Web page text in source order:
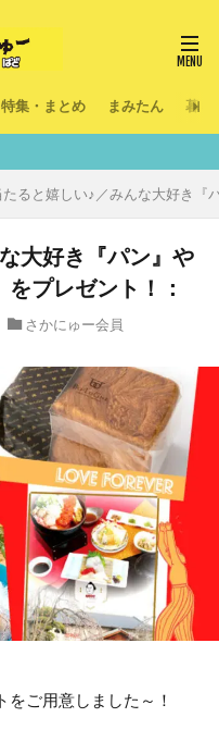
特集・まとめ まみたん 暮ら
たると嬉しい♪／みんな大好き『
大好き『パン』や
プレゼント！：
さかにゅー会員
ご用意しました～！